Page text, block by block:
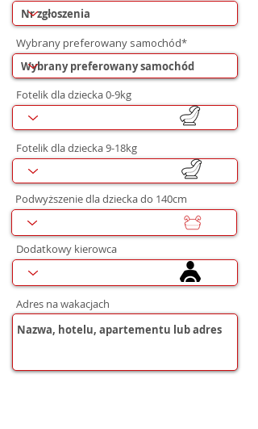
Wybrany preferowany samochód*
Fotelik dla dziecka 0-9kg
Fotelik dla dziecka 9-18kg
Podwyższenie dla dziecka do 140cm
Dodatkowy kierowca
Adres na wakacjach